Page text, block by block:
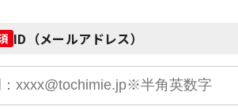
ID（メールアドレス）